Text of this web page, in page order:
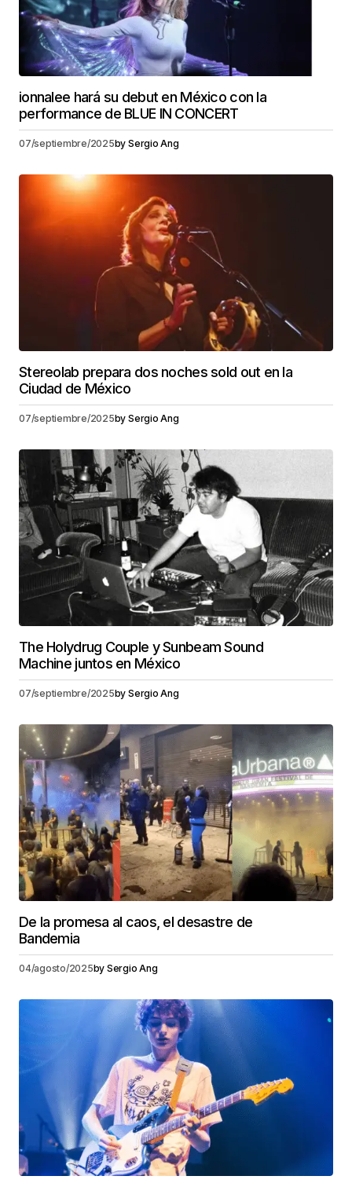
ionnalee hará su debut en México con la
performance de BLUE IN CONCERT
07/septiembre/2025by Sergio Ang
Stereolab prepara dos noches sold out en la
Ciudad de México
07/septiembre/2025by Sergio Ang
The Holydrug Couple y Sunbeam Sound
Machine juntos en México
07/septiembre/2025by Sergio Ang
De la promesa al caos, el desastre de
Bandemia
04/agosto/2025by Sergio Ang